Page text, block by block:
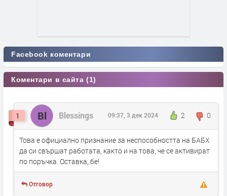
Facebook коментари
Коментари в сайта (1)
1 Bl Blessings 2 0
09:37, 3 дек 2024
Това е официално признание за неспособността на БАБХ
да си свършат работата, както и на това, че се активират
по поръчка. Оставка, бе!
Отговор